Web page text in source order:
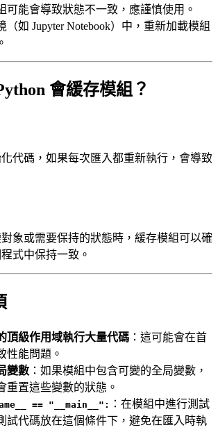
可能會導致狀態不一致，應謹慎使用。
（如 Jupyter Notebook）中，重新加載模組
會緩存模組？
代碼，如果每次匯入都重新執行，會導致
象或需要保持的狀態時，緩存模組可以確
式中保持一致。
頂級作用域執行大量代碼 ：這可能會在首
性能問題。
變數 ：如果模組中包含可變的全局變數，
重置這些變數的狀態。
== "__main__": ：在模組中進行測試
試代碼放在這個條件下，避免在匯入時執